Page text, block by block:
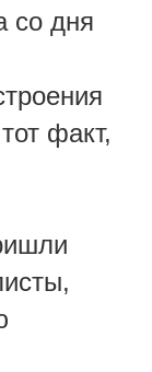
со дня
факт,